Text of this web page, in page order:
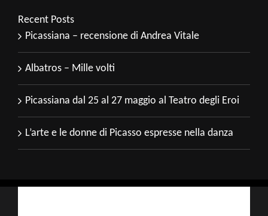
Recent Posts
Picassiana – recensione di Andrea Vitale
Albatros – Mille volti
Picassiana dal 25 al 27 maggio al Teatro degli Eroi
L’arte e le donne di Picasso espresse nella danza